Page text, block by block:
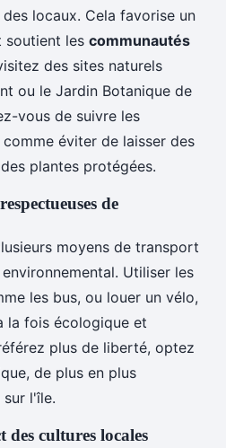
locaux. Cela favorise un
soutient les communautés
des sites naturels
ou le Jardin Botanique de
vous de suivre les
éviter de laisser des
plantes protégées.
de
moyens de transport
Utiliser les
les bus, ou louer un vélo,
la fois écologique et
plus de liberté, optez
de plus en plus
l'île.
des cultures locales